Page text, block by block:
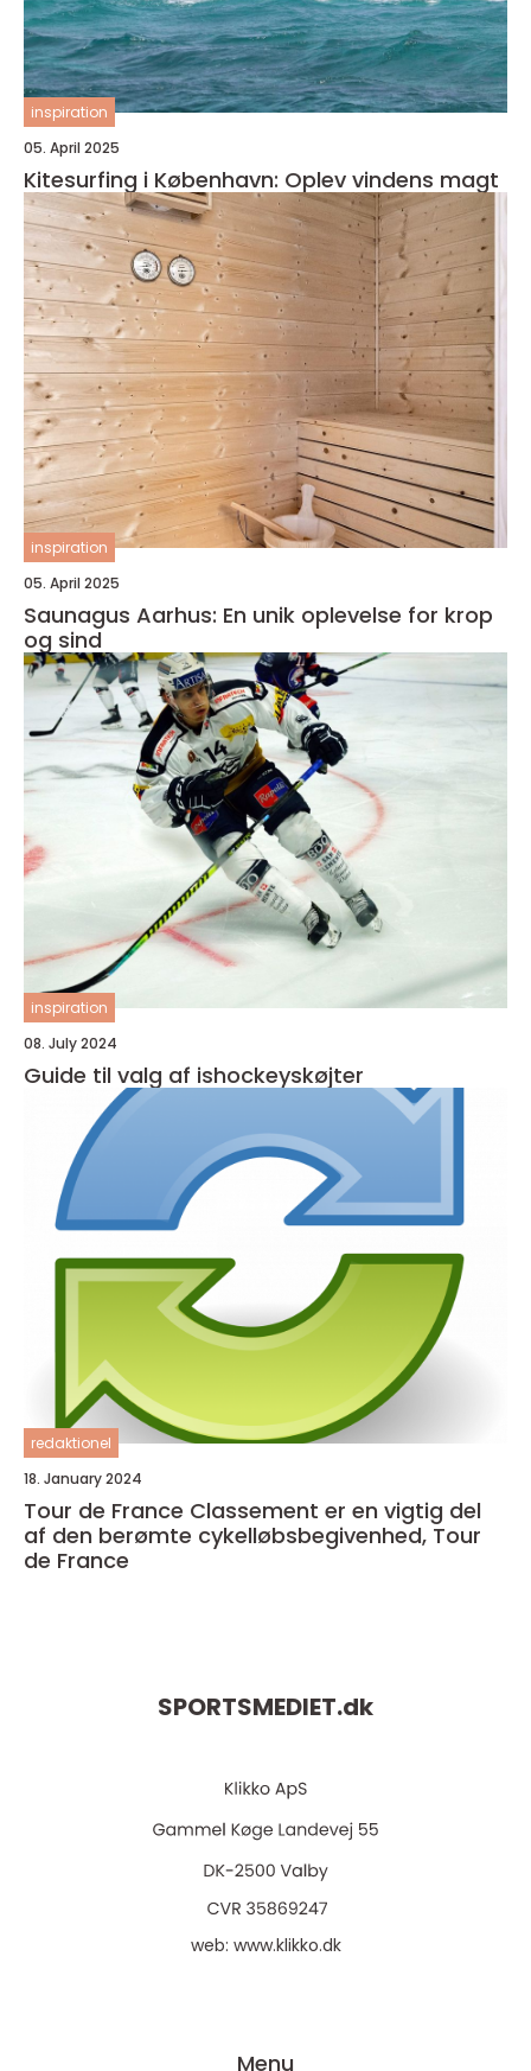
inspiration
05. April 2025
Kitesurfing i København: Oplev vindens magt
inspiration
05. April 2025
Saunagus Aarhus: En unik oplevelse for krop
og sind
inspiration
08. July 2024
Guide til valg af ishockeyskøjter
redaktionel
18. January 2024
Tour de France Classement er en vigtig del
af den berømte cykelløbsbegivenhed, Tour
de France
SPORTSMEDIET.dk
web: www.klikko.dk
Menu